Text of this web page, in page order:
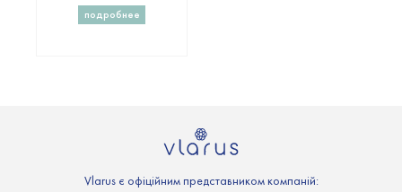
подробнее
Vlarus є офіційним представником компаній: